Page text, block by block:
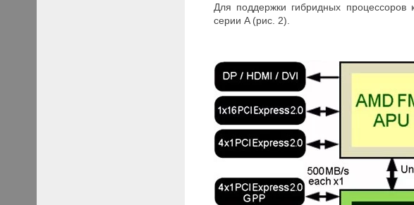
Для поддержки гибридных процессоров
серии A (рис. 2).